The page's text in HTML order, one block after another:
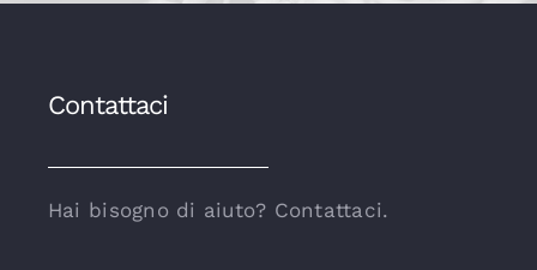
Contattaci
Hai bisogno di aiuto? Contattaci.